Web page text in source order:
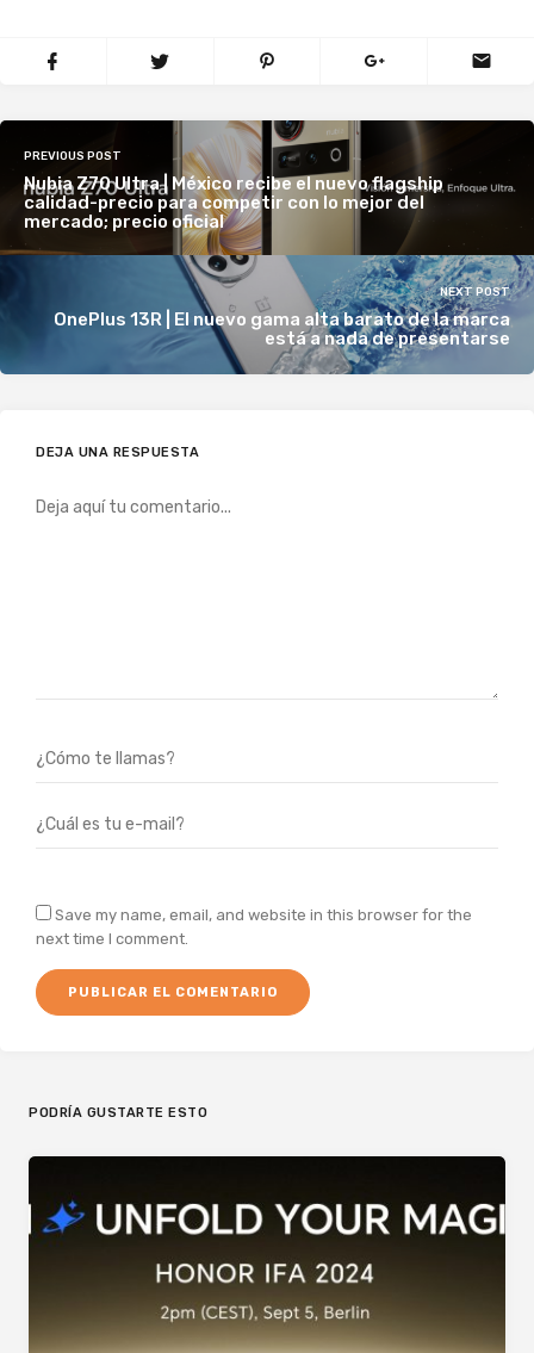
PREVIOUS POST
Nubia Z70 Ultra | México recibe el nuevo flagship
calidad-precio para competir con lo mejor del
mercado; precio oficial
NEXT POST
OnePlus 13R | El nuevo gama alta barato de la marca
está a nada de presentarse
DEJA UNA RESPUESTA
Save my name, email, and website in this browser for the
next time I comment.
PODRÍA GUSTARTE ESTO